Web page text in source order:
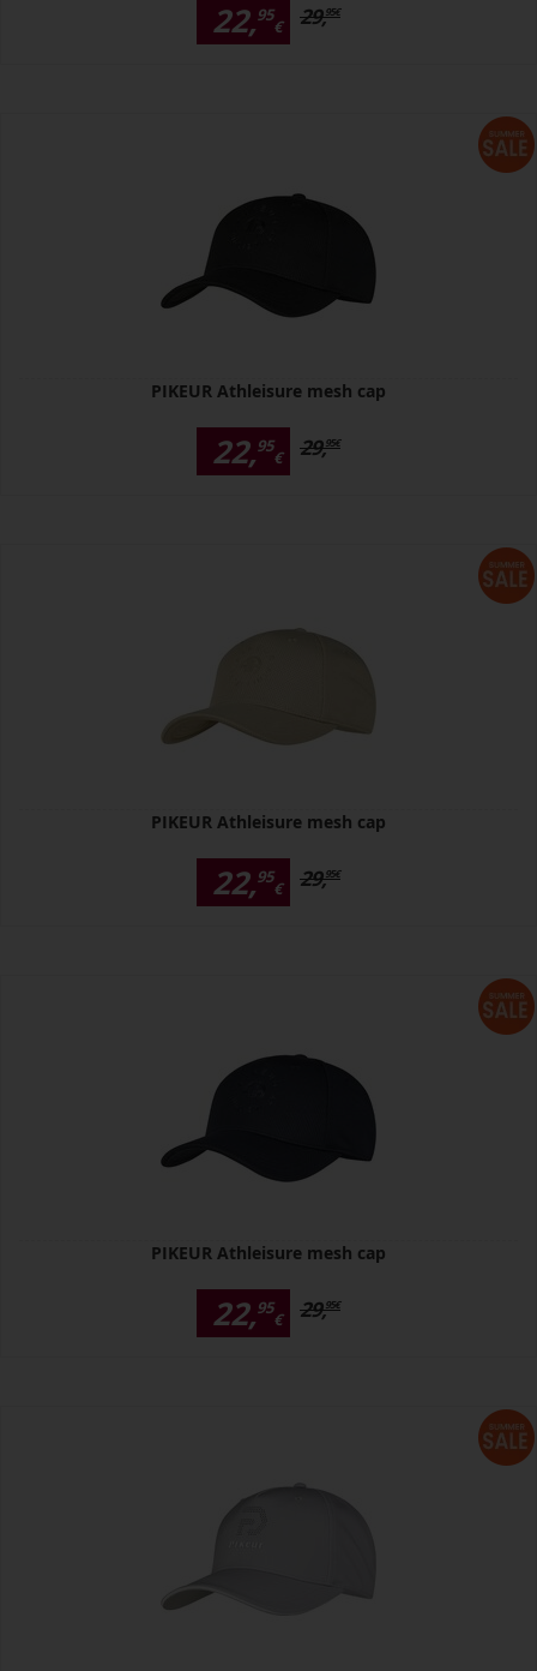
22,95
€ 29,95€
PIKEUR Athleisure mesh cap
22,95
€ 29,95€
PIKEUR Athleisure mesh cap
22,95
€ 29,95€
PIKEUR Athleisure mesh cap
22,95
€ 29,95€